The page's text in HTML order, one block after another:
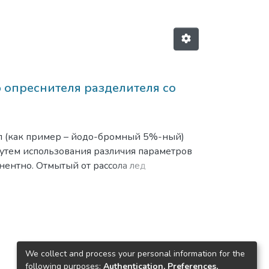
разделителя со
(как пример – йодо-бромный 5%-ный)
использования различия параметров
Отмытый от рассола лед
качества и попутного
We collect and process your personal information for the
following purposes: Authentication, Preferences,